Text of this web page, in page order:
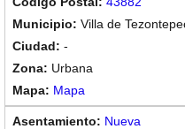
Villa de
-
Urbana
Mapa
Nueva